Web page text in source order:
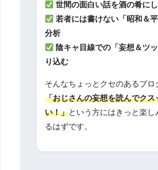
世間の面白い話を酒の肴に
若者には書けない「昭和＆
分析
陰キャ目線での「妄想＆ツ
り込む
そんなちょっとクセのあるブロ
「おじさんの妄想を読んでクス
い！」という方にはきっと楽し
るはずです。